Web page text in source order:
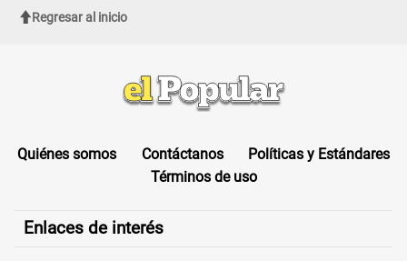
Regresar al inicio
Quiénes somos Contáctanos
Políticas y Estándares
Términos de uso
Enlaces de interés